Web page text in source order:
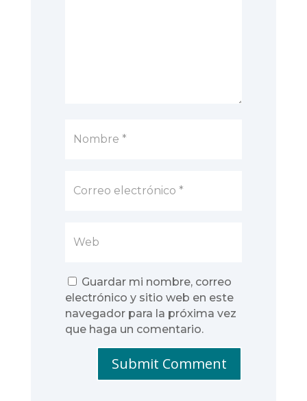
Guardar mi nombre, correo
electrónico y sitio web en este
navegador para la próxima vez
que haga un comentario.
Submit Comment